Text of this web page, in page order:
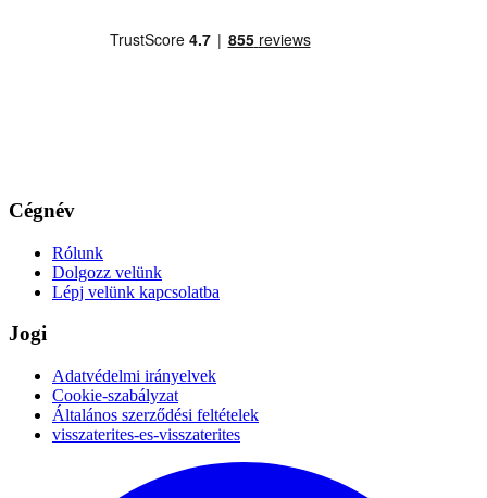
Cégnév
Rólunk
Dolgozz velünk
Lépj velünk kapcsolatba
Jogi
Adatvédelmi irányelvek
Cookie-szabályzat
Általános szerződési feltételek
visszaterites-es-visszaterites